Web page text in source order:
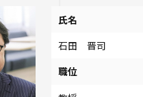
紹介
忘れ物
発生したら
グラム
育推進室
研究センター ～実施プログラム
氏名
石田 晋司
職位